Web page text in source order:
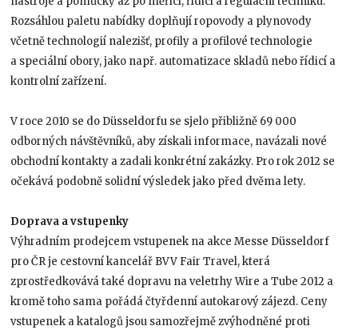
Rozsáhlou paletu nabídky doplňují ropovody a plynovody
včetně technologií nalezišť, profily a profilové technologie
a speciální obory, jako např. automatizace skladů nebo řídicí a
kontrolní zařízení.
V roce 2010 se do Düsseldorfu se sjelo přibližně 69 000
odborných návštěvníků, aby získali informace, navázali nové
obchodní kontakty a zadali konkrétní zakázky. Pro rok 2012 se
očekává podobně solidní výsledek jako před dvěma lety.
Doprava a vstupenky
Výhradním prodejcem vstupenek na akce Messe Düsseldorf
pro ČR je cestovní kancelář BVV Fair Travel, která
zprostředkovává také dopravu na veletrhy Wire a Tube 2012 a
kromě toho sama pořádá čtyřdenní autokarový zájezd. Ceny
vstupenek a katalogů jsou samozřejmě zvýhodněné proti